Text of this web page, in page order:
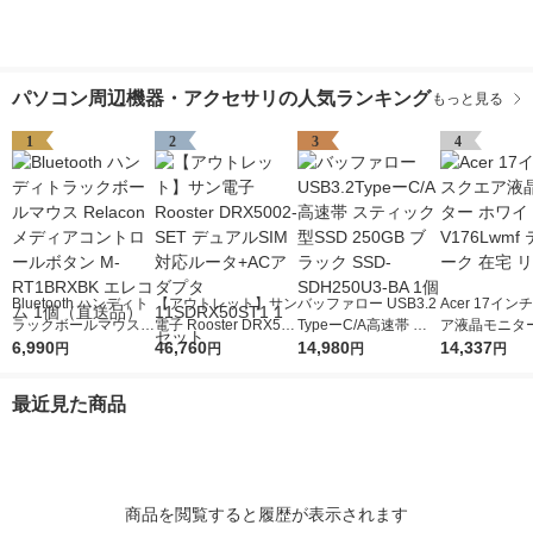
パソコン周辺機器・アクセサリの人気ランキング もっと見る
1
Bluetooth ハンディト
ラックボールマウス R
elacon メディアコン
個（直送品）
6,990円
2
【アウトレット】サン
電子 Rooster DRX500
2-SET デュアルSIM対
46,760円
3
バッファロー USB3.2
TypeーC/A高速帯 ス
ティック型SSD 250G
14,980円
4
Acer 17イン
ア液晶モニタ
イト
14,337円
最近見た商品
商品を閲覧すると履歴が表示されます